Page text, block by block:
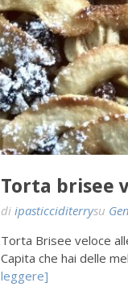
Torta brisee
di ipasticciditerrysu
Torta Brisee veloce
Capita che hai delle
leggere]